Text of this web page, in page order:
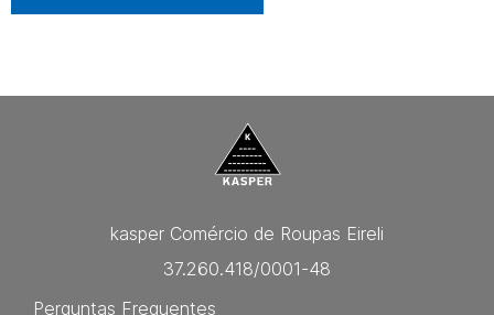
kasper Comércio de Roupas Eireli
37.260.418/0001-48
Perguntas Frequentes